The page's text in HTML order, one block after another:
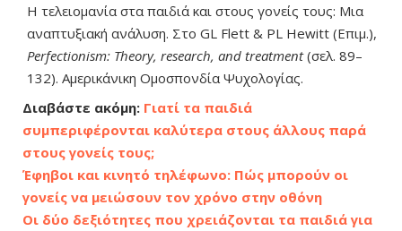
Η τελειομανία στα παιδιά και στους γονείς τους: Μια
αναπτυξιακή ανάλυση. Στο GL Flett & PL Hewitt (Επιμ.),
Perfectionism: Theory, research, and treatment(σελ. 89–
132). Αμερικάνικη Ομοσπονδία Ψυχολογίας.
Διαβάστε ακόμη: Γιατί τα παιδιά
συμπεριφέρονται καλύτερα στους άλλους παρά
στους γονείς τους;
Έφηβοι και κινητό τηλέφωνο: Πώς μπορούν οι
γονείς να μειώσουν τον χρόνο στην οθόνη
Οι δύο δεξιότητες που χρειάζονται τα παιδιά για